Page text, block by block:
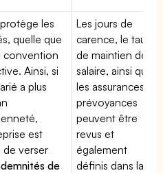
les
quelle que
convention
Ainsi, si
a plus
est
de verser
de
Les jours de
carence, le taux
de maintien de
salaire, ainsi que
les assurances
prévoyances
peuvent être
revus et
également
définis dans la